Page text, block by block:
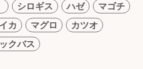
シロギス ハゼ
マゴチ
カ マグロ
カツオ
クバス